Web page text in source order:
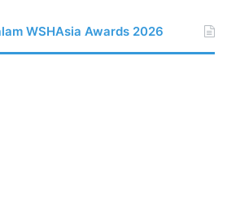
WSHAsia Awards 2026